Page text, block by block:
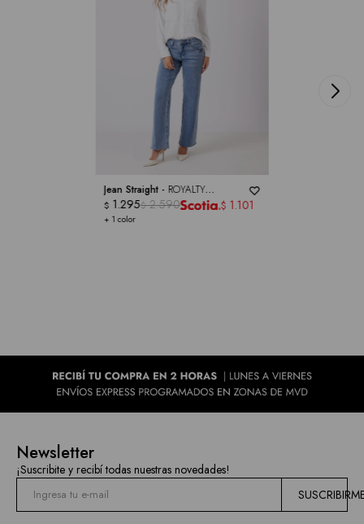
Jean Straight - ROYALTY
COLLECTION
+ 1 color
$ 1.295$ 2.590 $ 1.101
Newsletter
¡Suscribite y recibí todas nuestras novedades!